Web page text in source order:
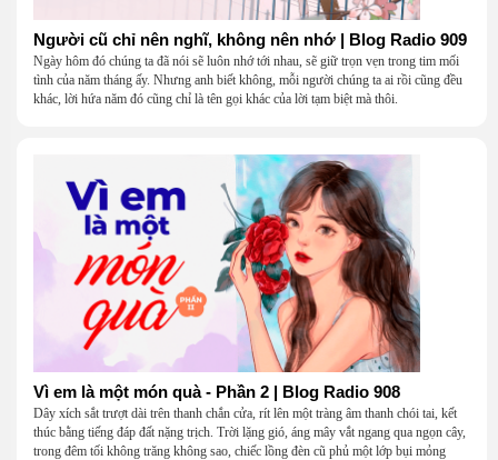
Người cũ chỉ nên nghĩ, không nên nhớ | Blog Radio 909
Ngày hôm đó chúng ta đã nói sẽ luôn nhớ tới nhau, sẽ giữ trọn vẹn trong tim mối
tình của năm tháng ấy. Nhưng anh biết không, mỗi người chúng ta ai rồi cũng đều
khác, lời hứa năm đó cũng chỉ là tên gọi khác của lời tạm biệt mà thôi.
Vì em là một món quà - Phần 2 | Blog Radio 908
Dây xích sắt trượt dài trên thanh chắn cửa, rít lên một tràng âm thanh chói tai, kết
thúc bằng tiếng đáp đất nặng trịch. Trời lặng gió, áng mây vắt ngang qua ngọn cây,
trong đêm tối không trăng không sao, chiếc lồng đèn cũ phủ một lớp bụi mỏng